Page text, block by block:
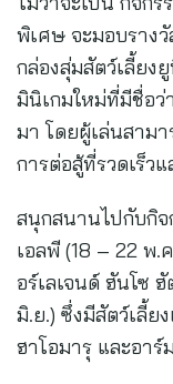
พิเศษ จะมอบราง
กล่องสุ่มสัตว์เลี้ยง
มินิเกมใหม่ที่มีชื่อว่
มา โดยผู้เล่นสาม
การต่อสู้ที่รวดเร็ว
สนุกสนานไปกับกิจ
เอลพี (18 – 22 พ.
อร์เลเจนด์ ฮันโซ
มิ.ย.) ซึ่งมีสัตว์เลี้ย
ฮาโอมารุ และอาร์